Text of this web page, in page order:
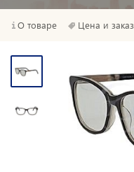
О товаре Цена и заказ